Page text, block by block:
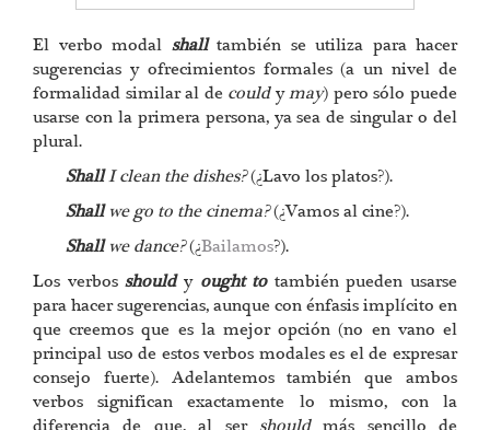
El verbo modal shall también se utiliza para hacer
sugerencias y ofrecimientos formales (a un nivel de
formalidad similar al de couldymay) pero sólo puede
usarse con la primera persona, ya sea de singular o del
plural.
ShallI clean the dishes?(¿Lavo los platos?).
Shallwe go to the cinema?(¿Vamos al cine?).
Shallwe dance?(¿Bailamos?).
Los verbosshould y ought to también pueden usarse
para hacer sugerencias, aunque con énfasis implícito en
que creemos que es la mejor opción (no en vano el
principal uso de estos verbos modales es el de expresar
consejo fuerte). Adelantemos también que ambos
verbos significan exactamente lo mismo, con la
diferencia de que, al ser shouldmás sencillo de